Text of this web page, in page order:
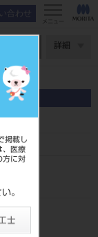
掲載し
、医療
方に対
。
合わせ
メニュー
詳細